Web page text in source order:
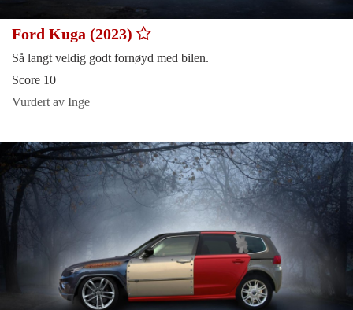
Ford Kuga (2023)
Så langt veldig godt fornøyd med bilen.
Score 10
Vurdert av Inge